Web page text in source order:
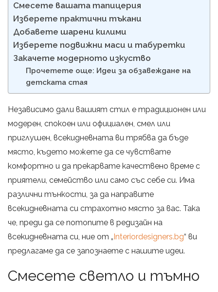
Смесете вашата тапицерия
Изберете практични тъкани
Добавете шарени килими
Изберете подвижни маси и табуретки
Закачете модерното изкуство
Прочетете още: Идеи за обзавеждане на
детската стая
Независимо дали вашият стил е традиционен или
модерен, спокоен или официален, смел или
приглушен, всекидневната ви трябва да бъде
място, където можете да се чувствате
комфортно и да прекарвате качествено време с
приятели, семейство или само със себе си. Има
различни тънкости, за да направите
всекидневната си страхотно място за вас. Така
че, преди да се потопите в редизайн на
всекидневната си, ние от „Interiordesigners.bg“ ви
предлагаме да се запознаете с нашите идеи.
Смесете светло и тъмно